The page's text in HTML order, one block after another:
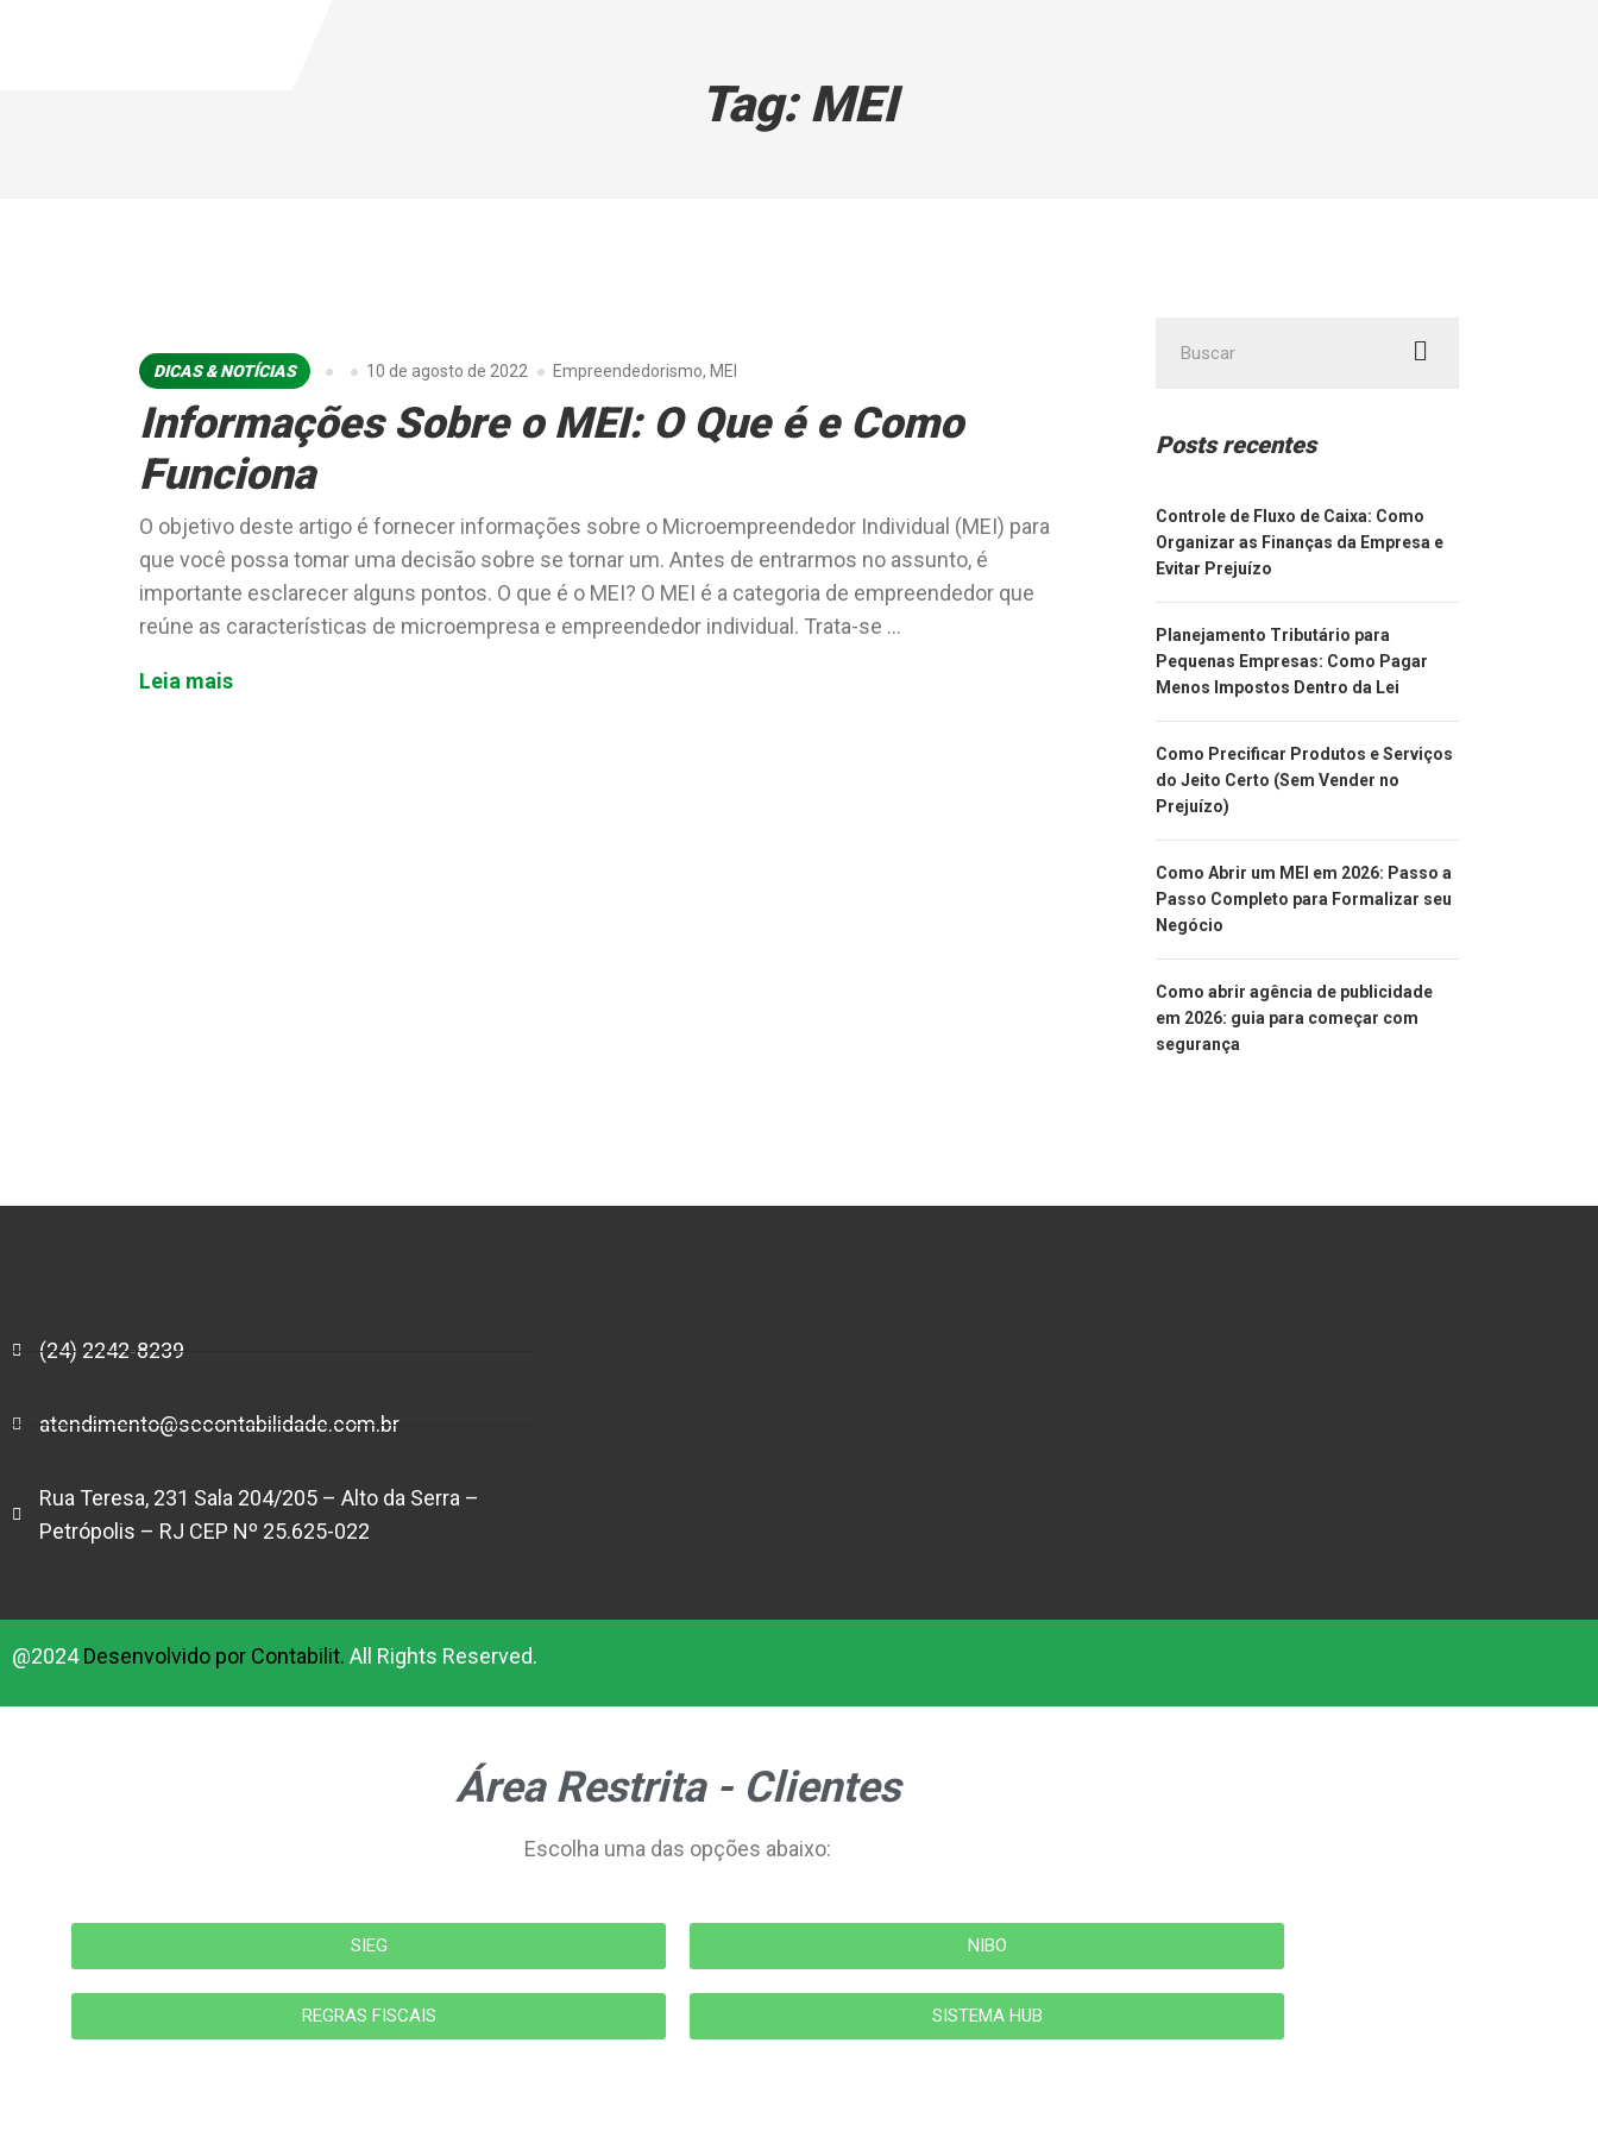
Tag: MEI
DICAS & NOTÍCIAS 10 de agosto de 2022 Empreendedorismo, MEI
Informações Sobre o MEI: O Que é e Como
Funciona
O objetivo deste artigo é fornecer informações sobre o Microempreendedor Individual (MEI) para
que você possa tomar uma decisão sobre se tornar um. Antes de entrarmos no assunto, é
importante esclarecer alguns pontos. O que é o MEI? O MEI é a categoria de empreendedor que
reúne as características de microempresa e empreendedor individual. Trata-se …
Leia mais
Posts recentes
Controle de Fluxo de Caixa: Como
Organizar as Finanças da Empresa e
Evitar Prejuízo
Planejamento Tributário para
Pequenas Empresas: Como Pagar
Menos Impostos Dentro da Lei
Como Precificar Produtos e Serviços
do Jeito Certo (Sem Vender no
Prejuízo)
Como Abrir um MEI em 2026: Passo a
Passo Completo para Formalizar seu
Negócio
Como abrir agência de publicidade
em 2026: guia para começar com
segurança
(24) 2242-8239
atendimento@sccontabilidade.com.br
Rua Teresa, 231 Sala 204/205 – Alto da Serra –
Petrópolis – RJ CEP Nº 25.625-022
@2024Desenvolvido por Contabilit. All Rights Reserved.
Área Restrita - Clientes
Escolha uma das opções abaixo:
SIEG NIBO
REGRAS FISCAIS SISTEMA HUB